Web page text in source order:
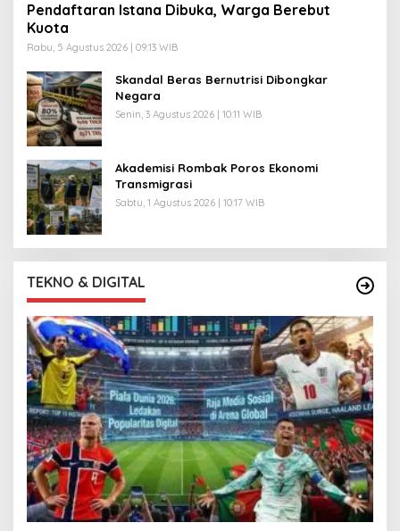
Pendaftaran Istana Dibuka, Warga Berebut
Kuota
Rabu, 5 Agustus 2026 | 09:13 WIB
Skandal Beras Bernutrisi Dibongkar
Negara
Senin, 3 Agustus 2026 | 10:11 WIB
Akademisi Rombak Poros Ekonomi
Transmigrasi
Sabtu, 1 Agustus 2026 | 10:17 WIB
TEKNO & DIGITAL